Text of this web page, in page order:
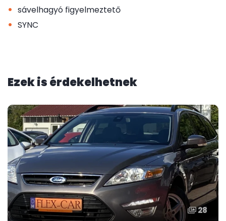
• sávelhagyó figyelmeztető
• SYNC
Ezek is érdekelhetnek
28